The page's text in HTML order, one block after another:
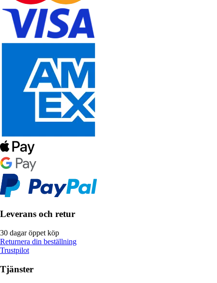
Leverans och retur
30 dagar öppet köp
Returnera din beställning
Trustpilot
Tjänster